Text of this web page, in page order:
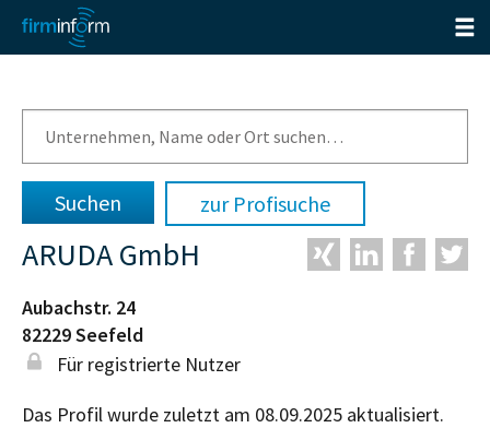
zur Profisuche
ARUDA GmbH
Aubachstr. 24
82229Seefeld
Für registrierte Nutzer
Das Profil wurde zuletzt am 08.09.2025 aktualisiert.